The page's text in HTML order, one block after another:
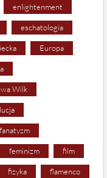
enlightenment
eschatologia
Europa
Wilk
fanatyzm
feminizm film
fizyka flamenco